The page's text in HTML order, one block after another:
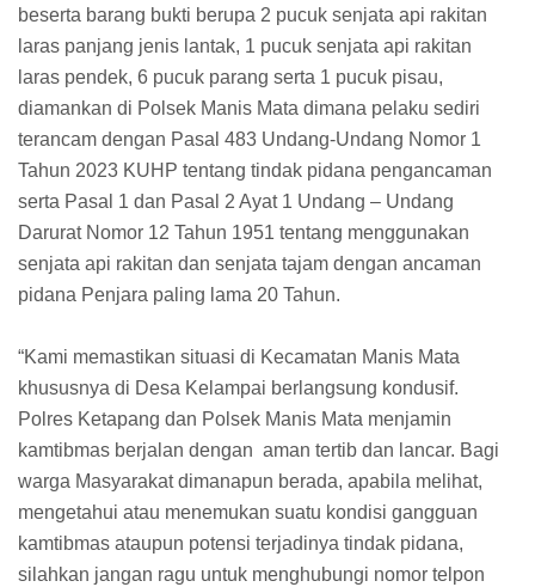
beserta barang bukti berupa 2 pucuk senjata api rakitan
laras panjang jenis lantak, 1 pucuk senjata api rakitan
laras pendek, 6 pucuk parang serta 1 pucuk pisau,
diamankan di Polsek Manis Mata dimana pelaku sediri
terancam dengan Pasal 483 Undang-Undang Nomor 1
Tahun 2023 KUHP tentang tindak pidana pengancaman
serta Pasal 1 dan Pasal 2 Ayat 1 Undang – Undang
Darurat Nomor 12 Tahun 1951 tentang menggunakan
senjata api rakitan dan senjata tajam dengan ancaman
pidana Penjara paling lama 20 Tahun.
“Kami memastikan situasi di Kecamatan Manis Mata
khususnya di Desa Kelampai berlangsung kondusif.
Polres Ketapang dan Polsek Manis Mata menjamin
kamtibmas berjalan dengan aman tertib dan lancar. Bagi
warga Masyarakat dimanapun berada, apabila melihat,
mengetahui atau menemukan suatu kondisi gangguan
kamtibmas ataupun potensi terjadinya tindak pidana,
silahkan jangan ragu untuk menghubungi nomor telpon